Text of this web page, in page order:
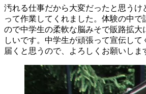
汚れる仕事だから大変だったと思うけ
って作業してくれました。体験の中で
ので中学生の柔軟な脳みそで販路拡大
しいです。中学生が頑張って宣伝して
届くと思うので、よろしくお願いしま